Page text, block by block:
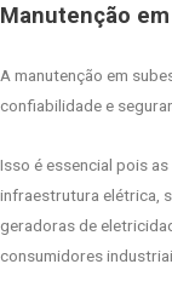
Manutenção
A manutenção em
confiabilidade e
Isso é essencial pois
infraestrutura elétrica,
geradoras de
consumidores